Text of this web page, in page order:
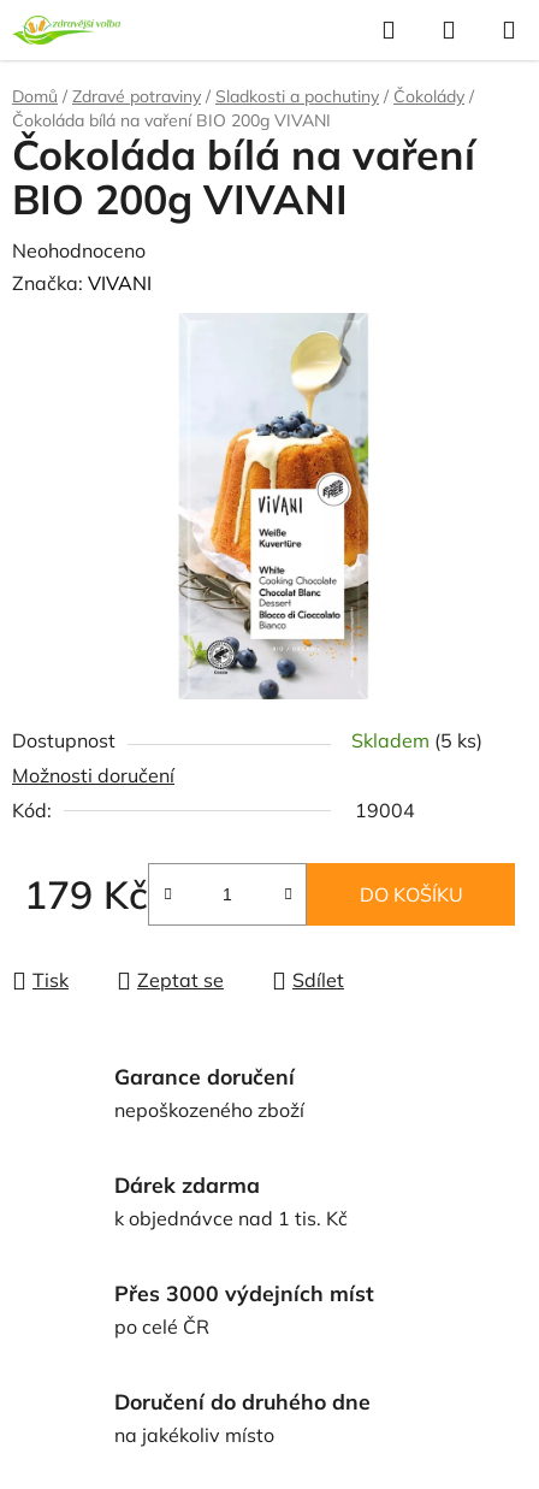
Přejít
na
obsah
Hledat
KOŠÍK
Domů / Zdravé potraviny / Sladkosti a pochutiny / Čokolády /
Čokoláda bílá na vaření BIO 200g VIVANI
Dostupnost Skladem (5 ks)
Možnosti doručení
Kód:
19004
179 Kč DO KOŠÍKU
Tisk Zeptat se Sdílet
Čokoláda bílá na vaření
BIO 200g VIVANI
Průměrné
hodnocení
Neohodnoceno
Značka: VIVANI
Garance doručení
nepoškozeného zboží
Dárek zdarma
k objednávce nad 1 tis. Kč
Přes 3000 výdejních míst
po celé ČR
Doručení do druhého dne
na jakékoliv místo